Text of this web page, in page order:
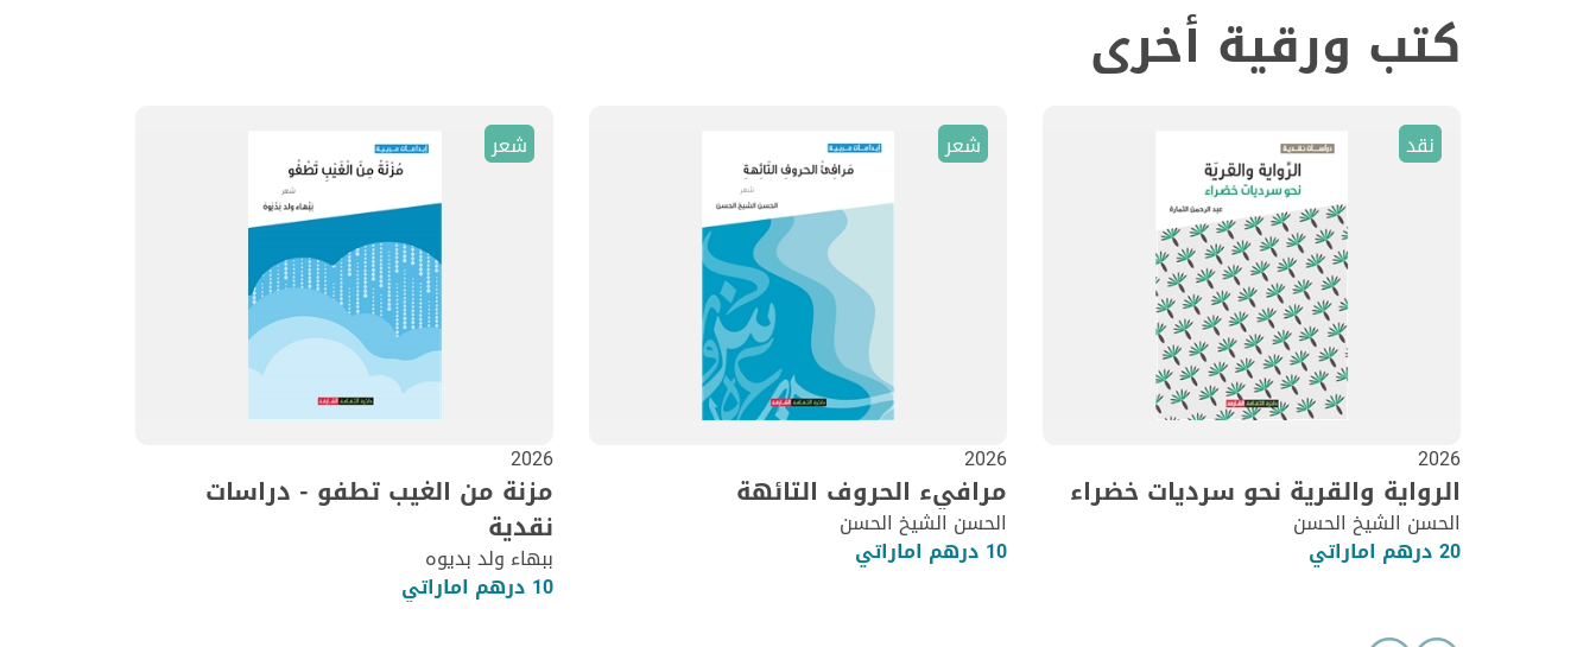
كتب ورقية أخرى
نقد
2026
الرواية والقرية نحو سرديات خضراء
الحسن الشيخ الحسن
20 درهم اماراتي
شعر
2026
مرافيء الحروف التائهة
الحسن الشيخ الحسن
10 درهم اماراتي
شعر
2026
مزنة من الغيب تطفو - دراسات
نقدية
ببهاء ولد بديوه
10 درهم اماراتي